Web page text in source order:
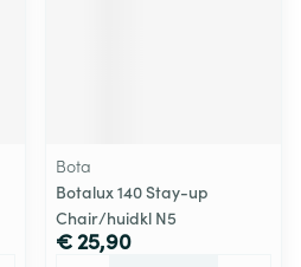
Bota
Botalux 140 Stay-up
Chair/huidkl N5
€ 25,90